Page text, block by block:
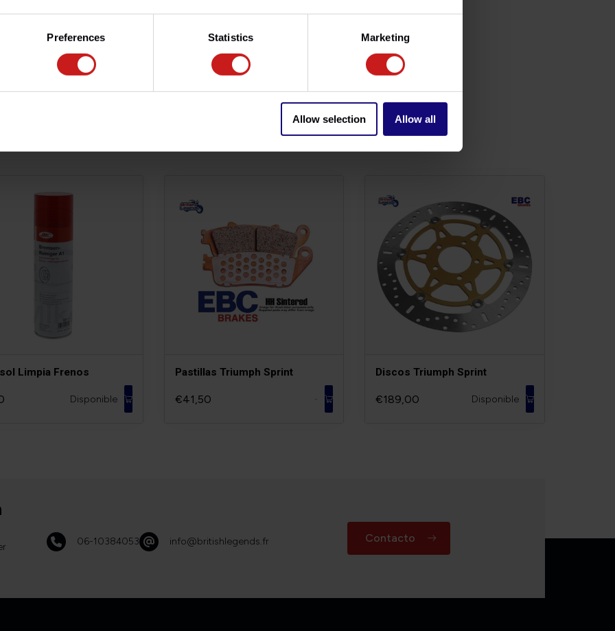
Preferences Statistics Marketing
Allow selection Allow all
uso de metales pesados y
Limpia Frenos
Disponible
Pastillas Triumph Sprint
€41,50 -
Discos Triumph Sprint
€189,00 Disponible
06-10384053 info@britishlegends.fr Contacto